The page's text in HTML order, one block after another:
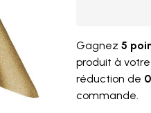
Gagnez 5
produit à
réduction de
commande.